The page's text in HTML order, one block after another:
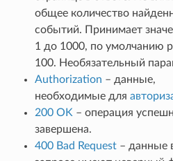
общее количество
событий. Принимает
1 до 1000, по умолчанию
100. Необязательный
Authorization – данные,
необходимые для
200 OK – операция
завершена.
400 Bad Request– данные